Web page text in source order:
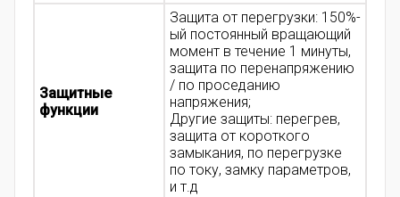
Защитные
функции
Защита от перегрузки: 150%-
ый постоянный вращающий
момент в течение 1 минуты,
защита по перенапряжению
/ по проседанию
напряжения;
Другие защиты: перегрев,
защита от короткого
замыкания, по перегрузке
по току, замку параметров,
и т.д